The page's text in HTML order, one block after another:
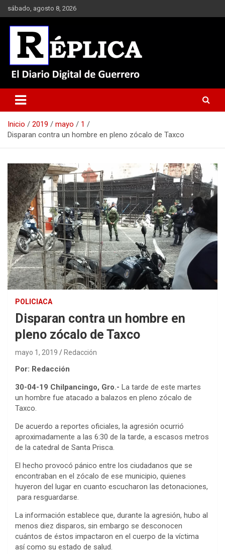
Saltar
al
contenido
sábado, agosto 8, 2026
Réplica
Inicio 2019 mayo
1
Disparan contra un hombre en pleno zócalo de Taxco
POLICIACA
Disparan contra un hombre en
pleno zócalo de Taxco
mayo 1, 2019 Redacción
Por: Redacción
30-04-19 Chilpancingo, Gro.- La tarde de este martes
un hombre fue atacado a balazos en pleno zócalo de
Taxco.
De acuerdo a reportes oficiales, la agresión ocurrió
aproximadamente a las 6:30 de la tarde, a escasos metros
de la catedral de Santa Prisca.
El hecho provocó pánico entre los ciudadanos que se
encontraban en el zócalo de ese municipio, quienes
huyeron del lugar en cuanto escucharon las detonaciones,
para resguardarse.
La información establece que, durante la agresión, hubo al
menos diez disparos, sin embargo se desconocen
cuántos de éstos impactaron en el cuerpo de la víctima
así como su estado de salud.